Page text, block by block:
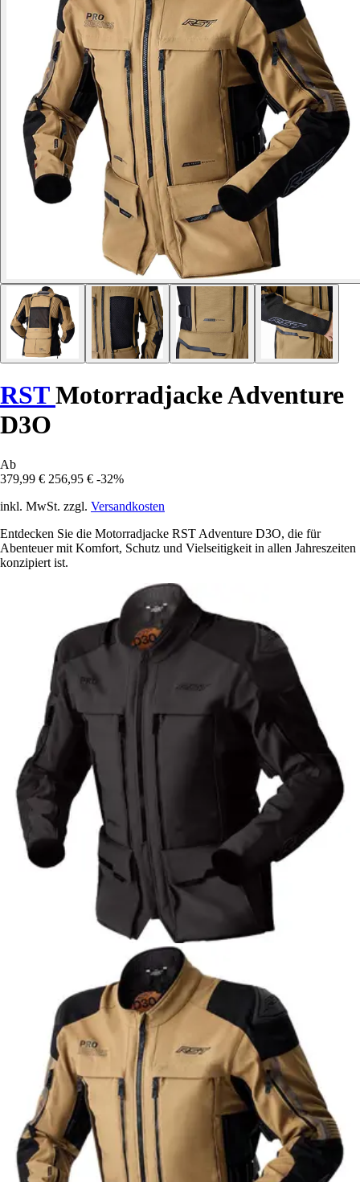
RSTMotorradjacke Adventure
D3O
Ab
379,99 € 256,95 € -32%
inkl. MwSt. zzgl. Versandkosten
Entdecken Sie die Motorradjacke RST Adventure D3O, die für
Abenteuer mit Komfort, Schutz und Vielseitigkeit in allen Jahreszeiten
konzipiert ist.